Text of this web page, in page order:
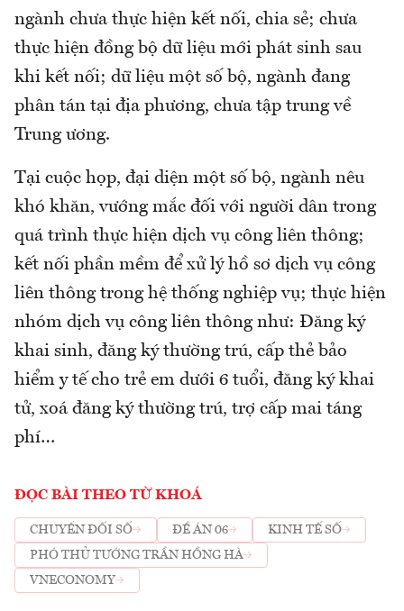
ngành chưa thực hiện kết nối, chia sẻ; chưa
thực hiện đồng bộ dữ liệu mới phát sinh sau
khi kết nối; dữ liệu một số bộ, ngành đang
phân tán tại địa phương, chưa tập trung về
Trung ương.
Tại cuộc họp, đại diện một số bộ, ngành nêu
khó khăn, vướng mắc đối với người dân trong
quá trình thực hiện dịch vụ công liên thông;
kết nối phần mềm để xử lý hồ sơ dịch vụ công
liên thông trong hệ thống nghiệp vụ; thực hiện
nhóm dịch vụ công liên thông như: Đăng ký
khai sinh, đăng ký thường trú, cấp thẻ bảo
hiểm y tế cho trẻ em dưới 6 tuổi, đăng ký khai
tử, xoá đăng ký thường trú, trợ cấp mai táng
phí…
ĐỌC BÀI THEO TỪ KHOÁ
CHUYỂN ĐỐI SỐ ĐỀ ÁN 06
KINH TẾ SỐ
PHÓ THỦ TƯỚNG TRẦN HỒNG HÀ
VNECONOMY